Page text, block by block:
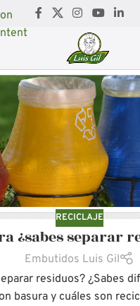
RECICLAJE
¿sabes separar
Embutidos Luis Gil
residuos? ¿Sabes
basura y cuáles son